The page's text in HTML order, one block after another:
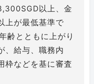
以上、金
上が最低基準で
齢とともに上がり
、給与、職務内
枠などを基に審査